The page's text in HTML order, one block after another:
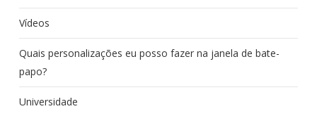
Vídeos
Quais personalizações eu posso fazer na janela de bate-
papo?
Universidade